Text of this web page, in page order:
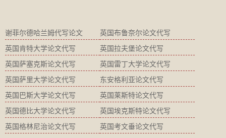
谢菲尔德哈兰姆代写论文 英国布鲁奈尔论文代写
英国肯特大学论文代写 英国拉夫堡论文代写
英国萨塞克斯论文代写 英国雷丁大学论文代写
英国萨里大学论文代写 东安格利亚论文代写
英国巴斯大学论文代写 英国莱斯特论文代写
英国德比大学论文代写 英国埃克斯特论文代写
英国格林尼治论文代写 英国考文垂论文代写